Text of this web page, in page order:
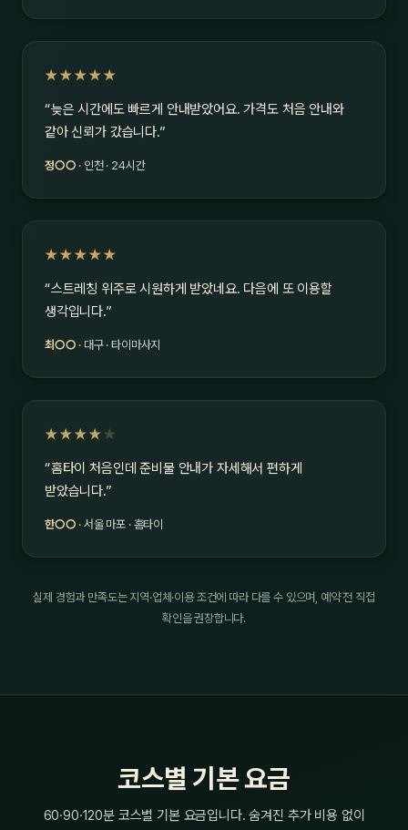
★★★★★
“늦은 시간에도 빠르게 안내받았어요. 가격도 처음 안내와
같아 신뢰가 갔습니다.”
정○○ · 인천 · 24시간
★★★★★
“스트레칭 위주로 시원하게 받았네요. 다음에 또 이용할
생각입니다.”
최○○ · 대구 · 타이마사지
★★★★ ★
“홈타이 처음인데 준비물 안내가 자세해서 편하게
받았습니다.”
한○○ · 서울 마포 · 홈타이
실제 경험과 만족도는 지역·업체·이용 조건에 따라 다를 수 있으며, 예약 전 직접
확인을 권장합니다.
코스별 기본 요금
60·90·120분 코스별 기본 요금입니다. 숨겨진 추가 비용 없이